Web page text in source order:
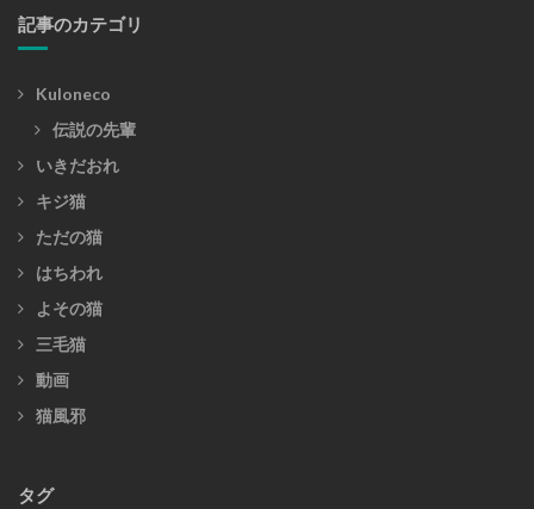
記事のカテゴリ
Kuloneco
伝説の先輩
いきだおれ
キジ猫
ただの猫
はちわれ
よその猫
三毛猫
動画
猫風邪
タグ